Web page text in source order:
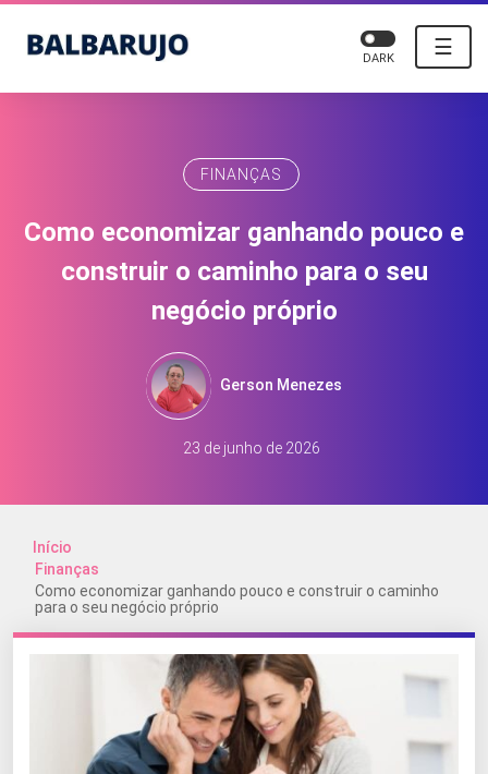
☰
DARK
FINANÇAS
Como economizar ganhando pouco e
construir o caminho para o seu
negócio próprio
Gerson Menezes
23 de junho de 2026
Início
Finanças
Como economizar ganhando pouco e construir o caminho
para o seu negócio próprio